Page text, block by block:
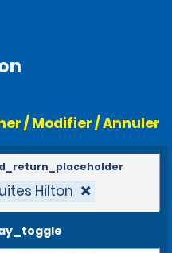
/ Modifier / Annuler
Hilton